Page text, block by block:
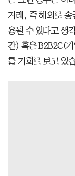
거래, 즉 해외로 송
용될 수 있다고 생
간) 혹은 B2B2C(
를 기회로 보고 있